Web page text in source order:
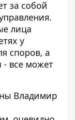
за собой
лица
у
споров, а
все может
Владимир